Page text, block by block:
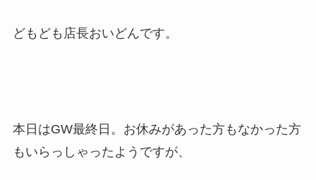
どもども店長おいどんです。
本日はGW最終日。お休みがあった方もなかった方
もいらっしゃったようですが、